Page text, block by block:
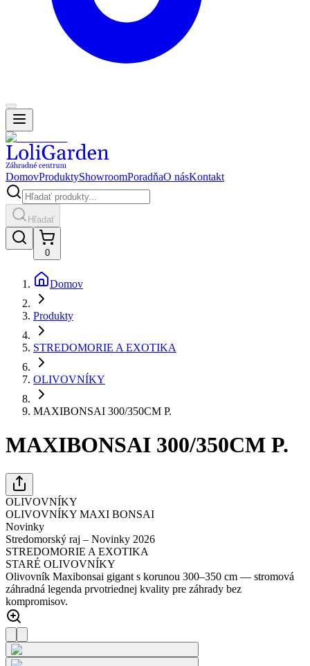
DomovProduktyShowroomPoradňaO násKontakt
Hľadať
0
Domov
Produkty
STREDOMORIE A EXOTIKA
OLIVOVNÍKY
MAXIBONSAI 300/350CM P.
MAXIBONSAI 300/350CM P.
OLIVOVNÍKY
OLIVOVNÍKY MAXI BONSAI
Novinky
Stredomorský raj – Novinky 2026
STREDOMORIE A EXOTIKA
STARÉ OLIVOVNÍKY
Olivovník Maxibonsai gigant s korunou 300–350 cm — stromová
záhradná legenda prvotriednej kvality pre záhrady bez
kompromisov.